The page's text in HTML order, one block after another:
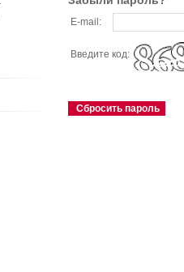
E-mail:
Введите код: